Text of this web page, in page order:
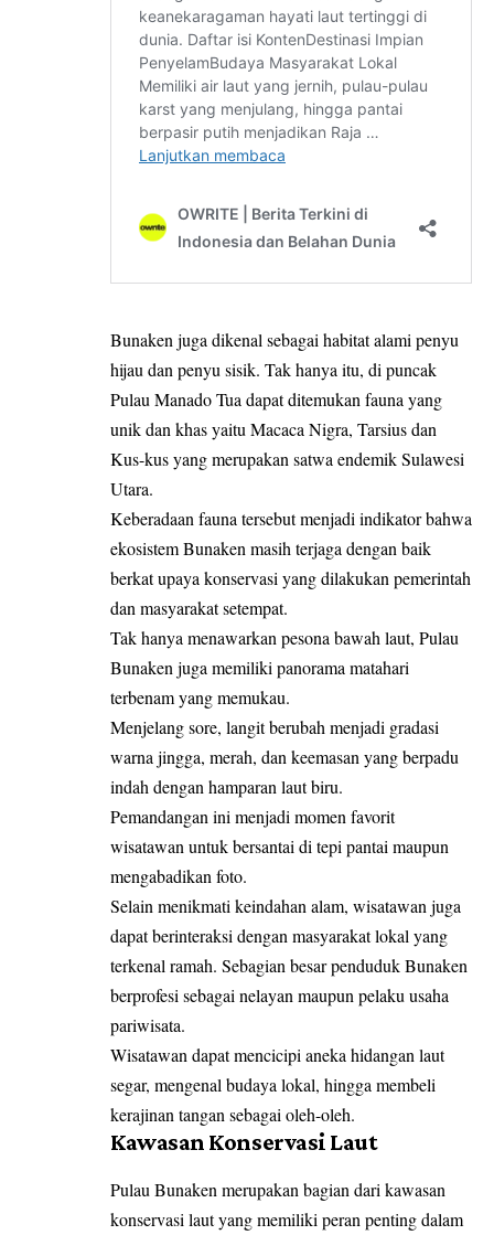
Bunaken juga dikenal sebagai habitat alami penyu
hijau dan penyu sisik. Tak hanya itu, di puncak
Pulau Manado Tua dapat ditemukan fauna yang
unik dan khas yaitu Macaca Nigra, Tarsius dan
Kus-kus yang merupakan satwa endemik Sulawesi
Utara.
Keberadaan fauna tersebut menjadi indikator bahwa
ekosistem Bunaken masih terjaga dengan baik
berkat upaya konservasi yang dilakukan pemerintah
dan masyarakat setempat.
Tak hanya menawarkan pesona bawah laut, Pulau
Bunaken juga memiliki panorama matahari
terbenam yang memukau.
Menjelang sore, langit berubah menjadi gradasi
warna jingga, merah, dan keemasan yang berpadu
indah dengan hamparan laut biru.
Pemandangan ini menjadi momen favorit
wisatawan untuk bersantai di tepi pantai maupun
mengabadikan foto.
Selain menikmati keindahan alam, wisatawan juga
dapat berinteraksi dengan masyarakat lokal yang
terkenal ramah. Sebagian besar penduduk Bunaken
berprofesi sebagai nelayan maupun pelaku usaha
pariwisata.
Wisatawan dapat mencicipi aneka hidangan laut
segar, mengenal budaya lokal, hingga membeli
kerajinan tangan sebagai oleh-oleh.
Kawasan Konservasi Laut
Pulau Bunaken merupakan bagian dari kawasan
konservasi laut yang memiliki peran penting dalam